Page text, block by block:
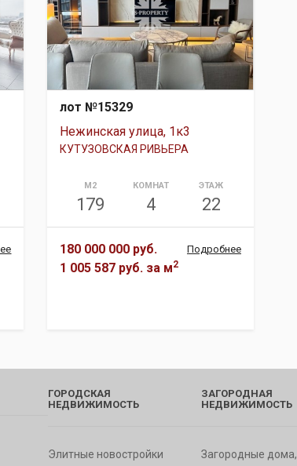
лот №15329
Нежинская улица, 1к3
КУТУЗОВСКАЯ РИВЬЕРА
М2
179
КОМНАТ
4
ЭТАЖ
22
180 000 000 руб.
1 005 587 руб. за м2
Подробнее
ГОРОДСКАЯ
НЕДВИЖИМОСТЬ
Элитные новостройки
ЗАГОРОДНАЯ
НЕДВИЖИМОСТЬ
Загородные дома,